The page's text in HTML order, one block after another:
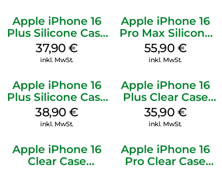
Apple iPhone 16
Plus Silicone Case
MagSafe Lake
Green
37,90€
inkl. MwSt.
Apple iPhone 16
Pro Max Silicone
Case MagSafe
Stone Gray
55,90 €
inkl. MwSt.
Apple iPhone 16
Plus Silicone Case
MagSafe Denim
38,90€
inkl. MwSt.
Apple iPhone 16
Plus Clear Case
MagSafe
Transparent
35,90 €
inkl. MwSt.
Apple iPhone 16
Clear Case
Apple iPhone 16
Pro Clear Case